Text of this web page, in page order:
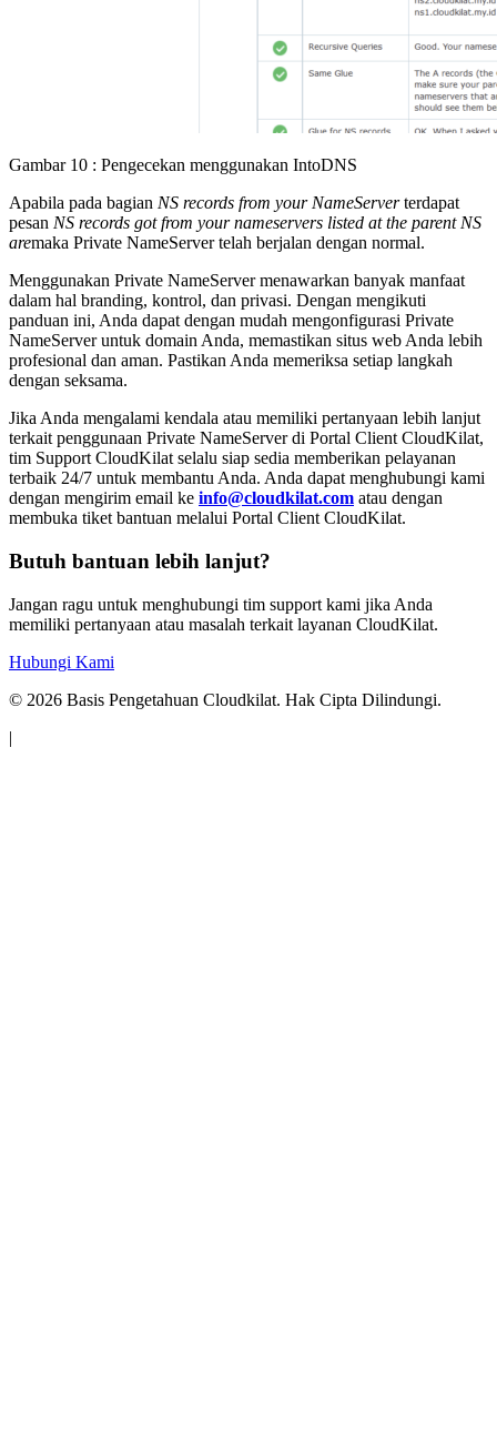
Gambar 10 : Pengecekan menggunakan IntoDNS
Apabila pada bagian NS records from your NameServerterdapat
pesan NS records got from your nameservers listed at the parent NS
aremaka Private NameServer telah berjalan dengan normal.
Menggunakan Private NameServer menawarkan banyak manfaat
dalam hal branding, kontrol, dan privasi. Dengan mengikuti
panduan ini, Anda dapat dengan mudah mengonfigurasi Private
NameServer untuk domain Anda, memastikan situs web Anda lebih
profesional dan aman. Pastikan Anda memeriksa setiap langkah
dengan seksama.
Jika Anda mengalami kendala atau memiliki pertanyaan lebih lanjut
terkait penggunaan Private NameServer di Portal Client CloudKilat,
tim Support CloudKilat selalu siap sedia memberikan pelayanan
terbaik 24/7 untuk membantu Anda. Anda dapat menghubungi kami
dengan mengirim email ke info@cloudkilat.com atau dengan
membuka tiket bantuan melalui Portal Client CloudKilat.
Butuh bantuan lebih lanjut?
Jangan ragu untuk menghubungi tim support kami jika Anda
memiliki pertanyaan atau masalah terkait layanan CloudKilat.
Hubungi Kami
© 2026 Basis Pengetahuan Cloudkilat. Hak Cipta Dilindungi.
|